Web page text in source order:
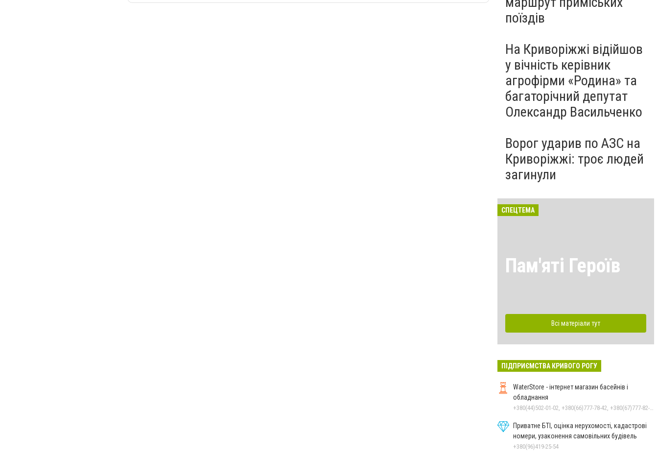
поїздів
На Криворіжжі відійшов
у вічність керівник
агрофірми «Родина» та
багаторічний депутат
Олександр Васильченко
Ворог ударив по АЗС на
Криворіжжі: троє людей
загинули
СПЕЦТЕМА
Пам'яті Героїв
Всі матеріали тут
ПІДПРИЄМСТВА КРИВОГО РОГУ
WaterStore - інтернет магазин басейнів і
обладнання
Приватне БТІ, оцінка нерухомості, кадастрові
номери, узаконення самовільних будівель
+380(96)419-25-54